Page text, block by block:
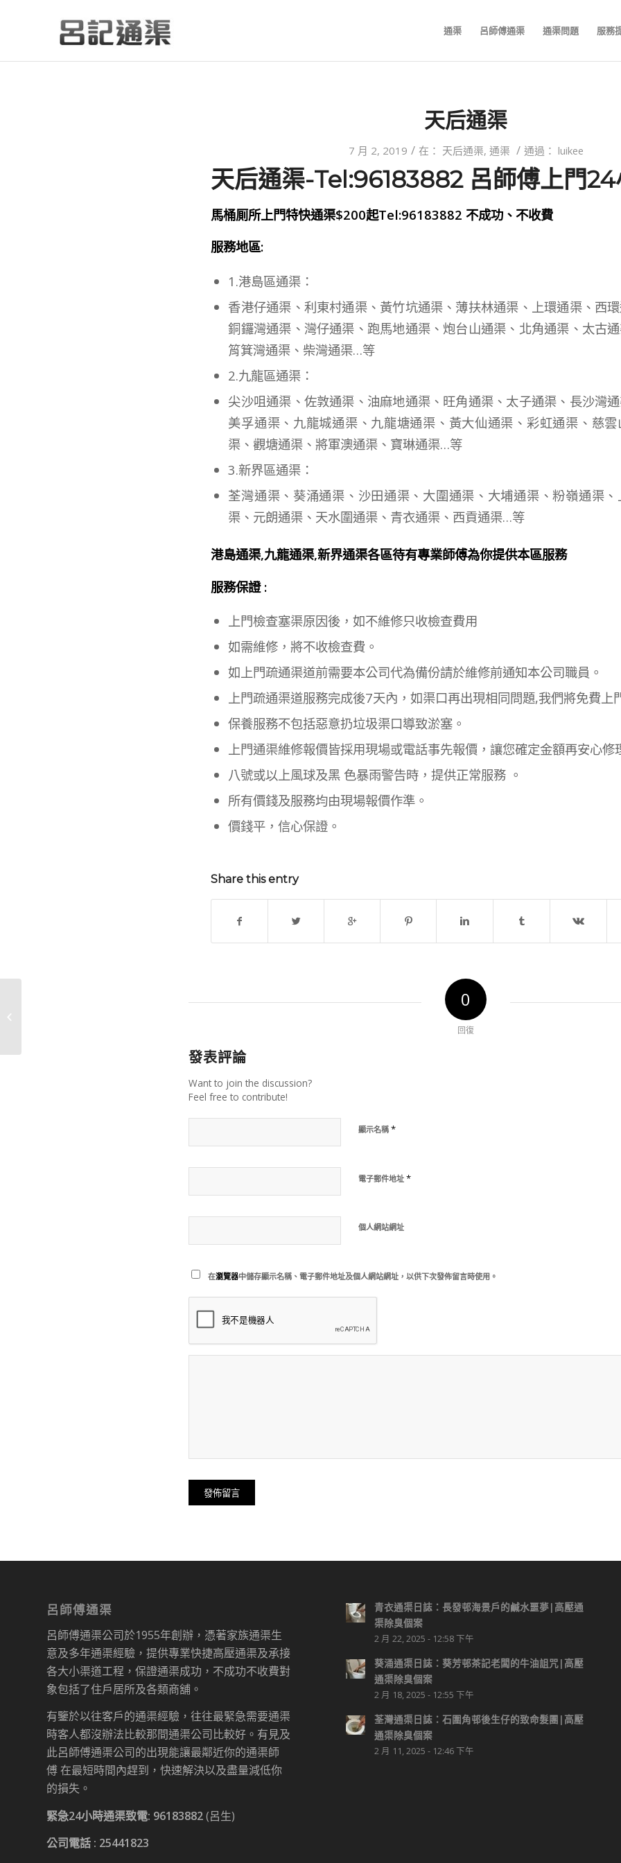
通渠 呂師傅通渠 通渠問題 服務
天后通渠
7 月 2, 2019 / 在： 天后通渠, 通渠 / 通過： luikee
天后通渠-Tel:96183882 呂師傅上門
馬桶厠所上門特快通渠$200起Tel:96183882 不成功、不收費
服務地區:
1.港島區通渠：
香港仔通渠、利東村通渠、黃竹坑通渠、薄扶林通渠、上環通渠、西
銅鑼灣通渠、灣仔通渠、跑馬地通渠、炮台山通渠、北角通渠、太古
筲箕灣通渠、柴灣通渠…等
2.九龍區通渠：
尖沙咀通渠、佐敦通渠、油麻地通渠、旺角通渠、太子通渠、長沙灣
美孚通渠、九龍城通渠、九龍塘通渠、黃大仙通渠、彩虹通渠、慈
渠、觀塘通渠、將軍澳通渠、寶琳通渠…等
3.新界區通渠：
荃灣通渠、葵涌通渠、沙田通渠、大圍通渠、大埔通渠、粉嶺通渠
渠、元朗通渠、天水圍通渠、青衣通渠、西貢通渠…等
港島通渠,九龍通渠,新界通渠各區待有專業師傅為你提供本區服務
服務保證 :
上門檢查塞渠原因後，如不維修只收檢查費用
如需維修，將不收檢查費。
如上門疏通渠道前需要本公司代為備份請於維修前通知本公司職員。
上門疏通渠道服務完成後7天內，如渠口再出現相同問題,我們將免費上
保養服務不包括惡意扔垃圾渠口導致淤塞。
上門通渠維修報價皆採用現場或電話事先報價，讓您確定金額再安心修
八號或以上風球及黑 色暴雨警告時，提供正常服務 。
所有價錢及服務均由現場報價作準。
價錢平，信心保證。
Share this entry
0
回復
發表評論
Want to join the discussion?
Feel free to contribute!
顯示名稱 *
電子郵件地址 *
個人網站網址
在瀏覽器中儲存顯示名稱、電子郵件地址及個人網站網址，以供下次發佈留言時使用。
呂師傅通渠
呂師傅通渠公司於1955年創辦，憑著家族通渠生
意及多年通渠經驗，提供專業快捷高壓通渠及承接
各大小渠道工程，保證通渠成功，不成功不收費對
象包括了住戶居所及各類商舖。
有鑒於以往客戶的通渠經驗，往往最緊急需要通渠
時客人都沒辦法比較那間通渠公司比較好。有見及
此呂師傅通渠公司的出現能讓最鄰近你的通渠師
傅 在最短時間內趕到，快速解決以及盡量減低你
的損失。
緊急24小時通渠致電: 96183882(呂生)
公司電話 : 25441823
青衣通渠日誌：長發邨海景戶的鹹水噩夢|高壓通
渠除臭個案
2 月 22, 2025 - 12:58 下午
葵涌通渠日誌：葵芳邨茶記老闆的牛油詛咒|高壓
通渠除臭個案
2 月 18, 2025 - 12:55 下午
荃灣通渠日誌：石圍角邨後生仔的致命髮團|高壓
通渠除臭個案
2 月 11, 2025 - 12:46 下午